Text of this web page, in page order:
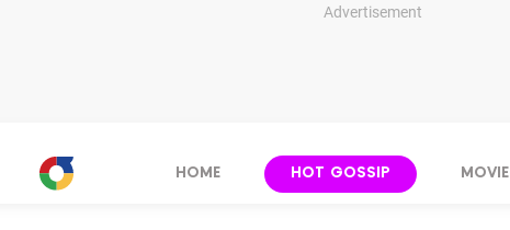
Advertisement
HOME HOT GOSSIP MOVIE